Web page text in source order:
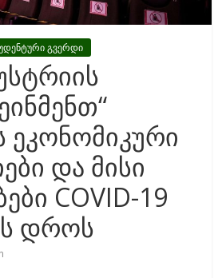
გვერდი
ეკონომიკური
და მისი
COVID-19
დროს